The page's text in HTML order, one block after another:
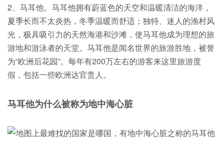
2、马耳他。马耳他拥有蔚蓝色的天空和温暖清洁的海洋，
夏季长而不太炎热，冬季温暖而舒适；独特、迷人的渔村风
光，极具吸引力的天然海港和沙滩，使马耳他成为理想的旅
游地和游泳者的天堂。马耳他是闻名世界的旅游胜地，被誉
为“欧洲后花园”。每年有200万左右的游客来这里旅游度
假，包括一些欧洲达官贵人。
马耳他为什么被称为地中海心脏